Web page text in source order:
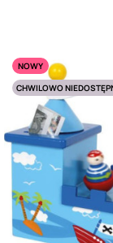
NOWY
CHWILOWO